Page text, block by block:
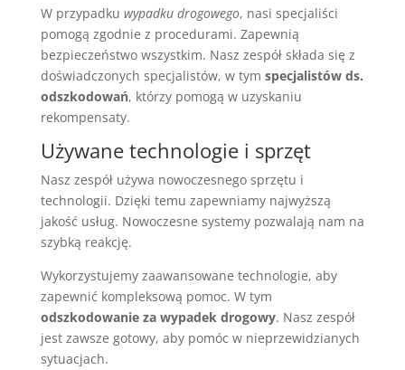
W przypadku wypadku drogowego, nasi specjaliści
pomogą zgodnie z procedurami. Zapewnią
bezpieczeństwo wszystkim. Nasz zespół składa się z
doświadczonych specjalistów, w tym specjalistów ds.
odszkodowań, którzy pomogą w uzyskaniu
rekompensaty.
Używane technologie i sprzęt
Nasz zespół używa nowoczesnego sprzętu i
technologii. Dzięki temu zapewniamy najwyższą
jakość usług. Nowoczesne systemy pozwalają nam na
szybką reakcję.
Wykorzystujemy zaawansowane technologie, aby
zapewnić kompleksową pomoc. W tym
odszkodowanie za wypadek drogowy. Nasz zespół
jest zawsze gotowy, aby pomóc w nieprzewidzianych
sytuacjach.